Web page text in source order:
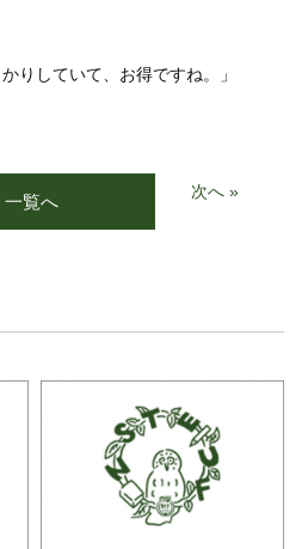
りしていて、お得ですね。」
一覧へ 次へ »